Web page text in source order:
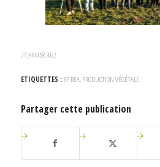
27 JANVIER 2022
ETIQUETTES : BP REA,PRODUCTION VÉGÉTALE
Partager cette publication